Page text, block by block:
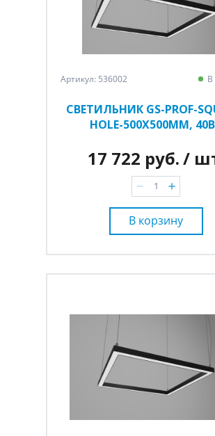
Артикул: 536002 В
СВЕТИЛЬНИК GS-PROF-
HOLE-500Х500ММ,
17 722 руб./
В корзину